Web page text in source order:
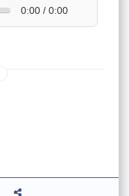
0:00 / 0:00